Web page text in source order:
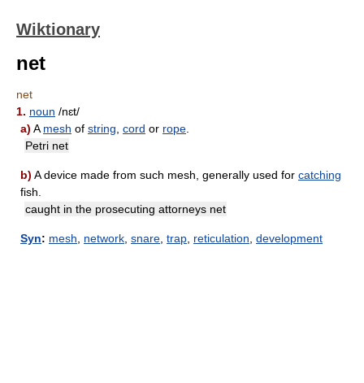
Wiktionary
net
net
1. noun /nɛt/
a) A mesh of string cord or rope
Petri net
b) A device made from such mesh, generally used for catching
fish.
caught in the prosecuting attorneys net
Syn: mesh network snare trap reticulation development